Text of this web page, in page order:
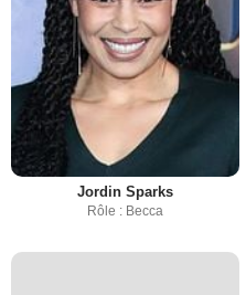
Jordin Sparks
Rôle : Becca